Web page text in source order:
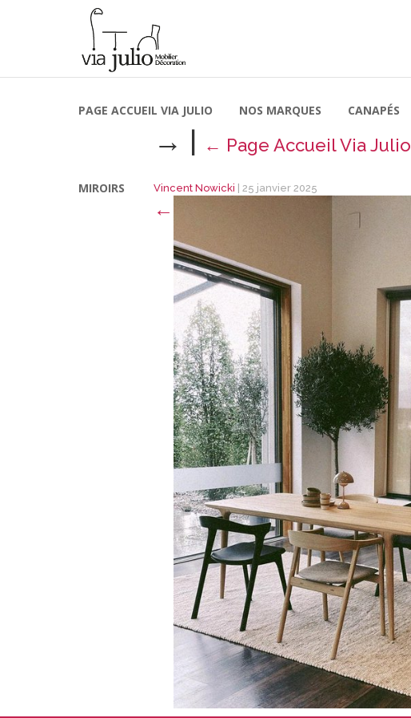
PAGE ACCUEIL VIA JULIO NOS MARQUES CANAPÉS
MIROIRS
→ | ← Page Accueil Via Julio
Vincent Nowicki 25 janvier 2025
←